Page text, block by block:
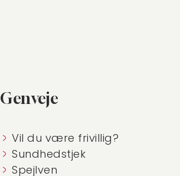
Genveje
Vil du være frivillig?
Sundhedstjek
Spejlven